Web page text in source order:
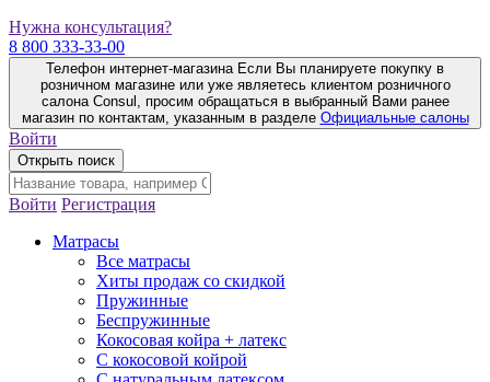
Нужна консультация?
8 800 333-33-00
Телефон интернет-магазина Если Вы планируете покупку в
розничном магазине или уже являетесь клиентом розничного
салона Consul, просим обращаться в выбранный Вами ранее
магазин по контактам, указанным в разделе Официальные салоны
Войти
Открыть поиск
Войти Регистрация
Матрасы
Все матрасы
Хиты продаж со скидкой
Пружинные
Беспружинные
Кокосовая койра + латекс
С кокосовой койрой